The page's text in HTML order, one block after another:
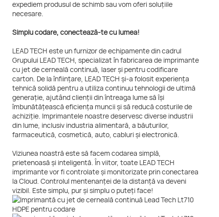
expediem produsul de schimb sau vom oferi soluțiile
necesare.
Simplu codare, conectează-te cu lumea!
LEAD TECH este un furnizor de echipamente din cadrul
Grupului LEAD TECH, specializat în fabricarea de imprimante
cu jet de cerneală continuă, laser și pentru codificare
carton. De la înființare, LEAD TECH și-a folosit experiența
tehnică solidă pentru a utiliza continuu tehnologii de ultimă
generație, ajutând clienții din întreaga lume să își
îmbunătățească eficiența muncii și să reducă costurile de
achiziție. Imprimantele noastre deservesc diverse industrii
din lume, inclusiv industria alimentară, a băuturilor,
farmaceutică, cosmetică, auto, cabluri și electronică.
Viziunea noastră este să facem codarea simplă,
prietenoasă și inteligentă. În viitor, toate LEAD TECH
imprimante vor fi controlate și monitorizate prin conectarea
la Cloud. Controlul mentenanței de la distanță va deveni
vizibil. Este simplu, pur și simplu o puteți face!